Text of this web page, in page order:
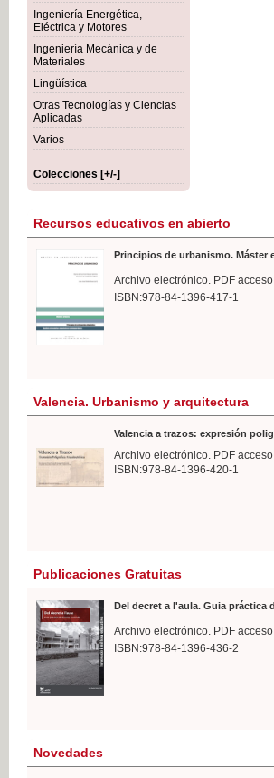
Ingeniería Energética,
Eléctrica y Motores
Ingeniería Mecánica y de
Materiales
Lingüística
Otras Tecnologías y Ciencias
Aplicadas
Varios
Colecciones [+/-]
Recursos educativos en abierto
Principios de urbanismo. Máster
Archivo electrónico. PDF
ISBN:978-84-1396-417-1
Valencia. Urbanismo y arquitectura
Valencia a trazos: expresión
Archivo electrónico. PDF
ISBN:978-84-1396-420-1
Publicaciones Gratuitas
Del decret a l'aula. Guia práctica
Archivo electrónico. PDF
ISBN:978-84-1396-436-2
Novedades